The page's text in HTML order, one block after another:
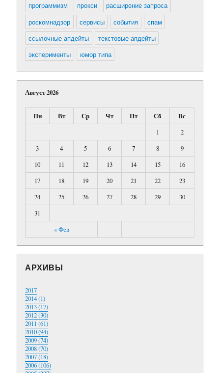
программизм
прокси
расширение запроса
роскомнадзор
сервисы события
спам
ссылочные апдейты
текстовые апдейты
эксперименты
юмор типа
Август 2026
Пн Вт Ср Чт Пт Сб Вс
« Фев
1
2
3
4 5 6 7 8
9
10
11 12 13 14 15
16
17
18 19 20 21 22
23
24
25 26 27 28 29
30
31
АРХИВЫ
2017
2014 (1)
2013 (17)
2012 (30)
2011 (61)
2010 (94)
2009 (74)
2008 (70)
2007 (18)
2006 (106)